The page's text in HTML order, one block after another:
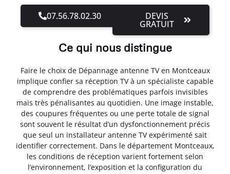
07.56.78.02.30 DEVIS
GRATUIT
Ce qui nous distingue
Faire le choix de Dépannage antenne TV en Montceaux
implique confier sa réception TV à un spécialiste capable
de comprendre des problématiques parfois invisibles
mais très pénalisantes au quotidien. Une image instable,
des coupures fréquentes ou une perte totale de signal
sont souvent le résultat d’un dysfonctionnement précis
que seul un installateur antenne TV expérimenté sait
identifier correctement. Dans le département Montceaux,
les conditions de réception varient fortement selon
l’environnement, l’exposition et la configuration du